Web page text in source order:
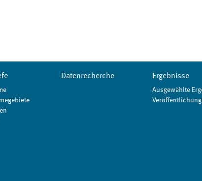
Datenrecherche Ergebnisse
Ausgewählte